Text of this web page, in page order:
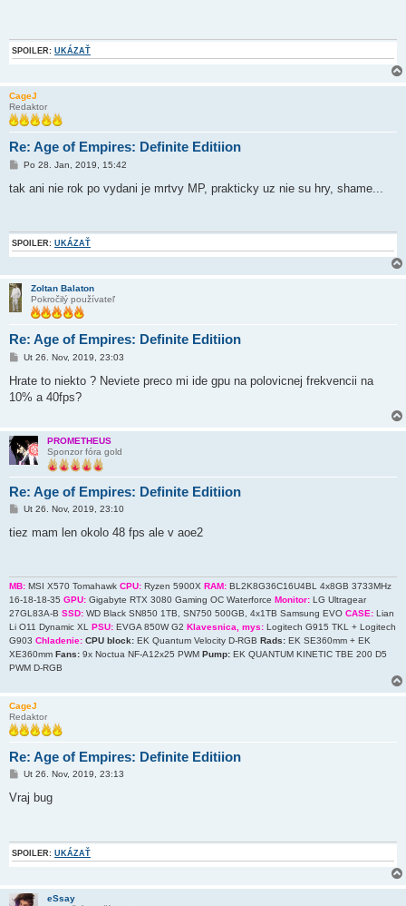
o
k
SPOILER: UKÁZAŤ
CageJ
Redaktor
Re: Age of Empires: Definite Editiion
P
í
o
k
Po 28. Jan, 2019, 15:42
tak ani nie rok po vydani je mrtvy MP, prakticky uz nie su hry, shame...
SPOILER: UKÁZAŤ
Zoltan Balaton
Pokročilý používateľ
Re: Age of Empires: Definite Editiion
P
í
p
o
k
Ut 26. Nov, 2019, 23:03
Hrate to niekto ? Neviete preco mi ide gpu na polovicnej frekvencii na
10% a 40fps?
PROMETHEUS
Sponzor fóra gold
Re: Age of Empires: Definite Editiion
P
í
o
k
Ut 26. Nov, 2019, 23:10
tiez mam len okolo 48 fps ale v aoe2
MB: MSI X570 Tomahawk CPU: Ryzen 5900X RAM: BL2K8G36C16U4BL 4x8GB 3733MHz
16-18-18-35 GPU: Gigabyte RTX 3080 Gaming OC Waterforce Monitor: LG Ultragear
27GL83A-B SSD: WD Black SN850 1TB, SN750 500GB, 4x1TB Samsung EVO CASE: Lian
Li O11 Dynamic XL PSU: EVGA 850W G2 Klavesnica, mys: Logitech G915 TKL + Logitech
G903 Chladenie: CPU block: EK Quantum Velocity D-RGB Rads: EK SE360mm + EK
XE360mm Fans: 9x Noctua NF-A12x25 PWM Pump: EK QUANTUM KINETIC TBE 200 D5
PWM D-RGB
CageJ
Redaktor
Re: Age of Empires: Definite Editiion
P
í
o
k
Ut 26. Nov, 2019, 23:13
Vraj bug
SPOILER: UKÁZAŤ
eSsay